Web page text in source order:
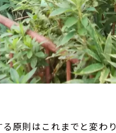
る原則はこれまでと変わ